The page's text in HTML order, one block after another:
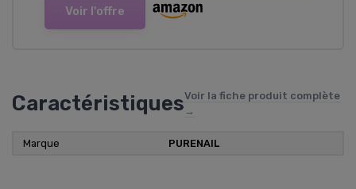
Voir l'offre
CaractéristiquesVoir la fiche produit complète
→
Marque ‎PURENAIL